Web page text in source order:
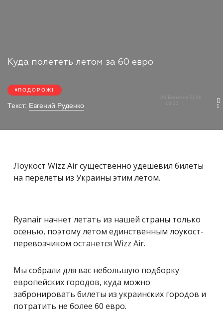
Куда полететь летом за 60 евро
ПОДОРОЖІ
Текст: Евгений Руденко
26 Березня 2018
1
Лоукост Wizz Air существенно удешевил билеты
на перелеты из Украины этим летом.
Ryanair начнет летать из нашей страны только
осенью, поэтому летом единственным лоукост-
перевозчиком останется Wizz Air.
Мы собрали для вас небольшую подборку
европейских городов, куда можно
забронировать билеты из украинских городов и
потратить не более 60 евро.